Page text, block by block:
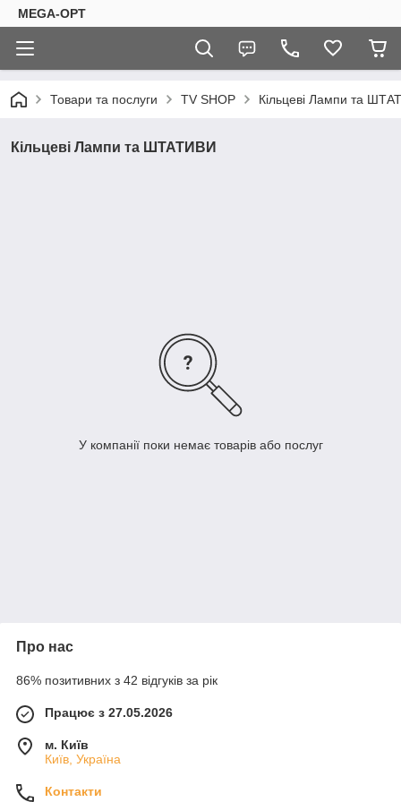
MEGA-OPT
Товари та послуги TV SHOP Кільцеві Лампи та
Кільцеві Лампи та ШТАТИВИ
У компанії поки немає товарів або послуг
Про нас
86% позитивних з 42 відгуків за рік
Працює з 27.05.2026
м. Київ
Київ, Україна
Контакти